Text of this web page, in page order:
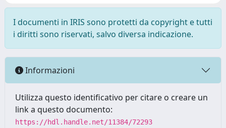
I documenti in IRIS sono protetti da copyright e tutti
i diritti sono riservati, salvo diversa indicazione.
Informazioni
Utilizza questo identificativo per citare o creare un
link a questo documento:
https://hdl.handle.net/11384/72293